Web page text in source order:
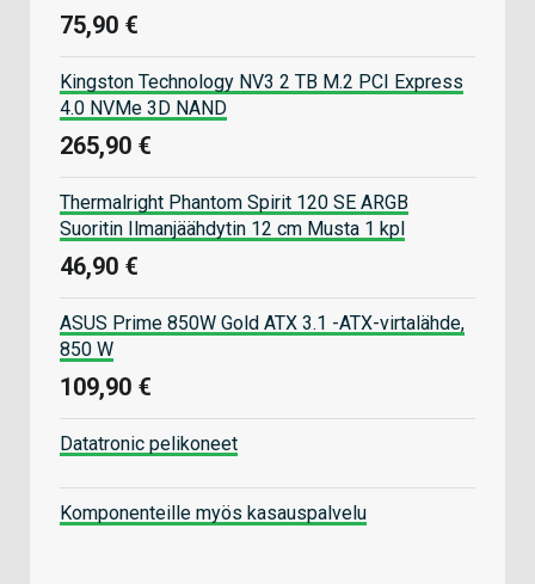
75,90 €
Kingston Technology NV3 2 TB M.2 PCI Express
4.0 NVMe 3D NAND
265,90 €
Thermalright Phantom Spirit 120 SE ARGB
Suoritin Ilmanjäähdytin 12 cm Musta 1 kpl
46,90 €
ASUS Prime 850W Gold ATX 3.1 -ATX-virtalähde,
850 W
109,90 €
Datatronic pelikoneet
Komponenteille myös kasauspalvelu